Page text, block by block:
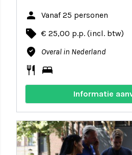
person Vanaf 25 personen
local_offer € 25,00 p.p. (incl. btw)
where_to_vote Overal in Nederland
restaurant bed
Informatie